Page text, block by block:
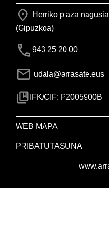
Herriko plaza
(Gipuzkoa)
943 25 20 00
udala@arrasate.eus
IFK/CIF: P2005900B
WEB MAPA
PRIBATUTASUNA